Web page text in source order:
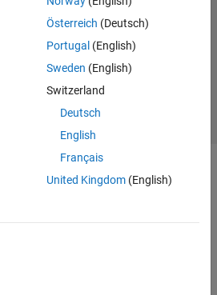
Österreich (Deutsch)
Portugal (English)
Sweden (English)
Switzerland
Deutsch
English
Français
United Kingdom(English)
Contatti
Inc.